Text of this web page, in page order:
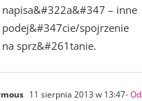
napisa&#322a&#347 – inne
podej&#347cie/spojrzenie
na sprz&#261tanie.
11 sierpnia 2013 w 13:47-